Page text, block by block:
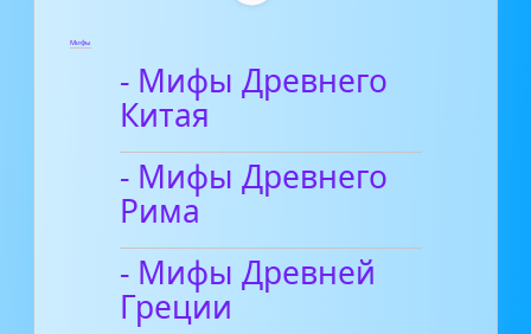
Мифы
- Мифы Древнего
Китая
- Мифы Древнего
Рима
- Мифы Древней
Греции